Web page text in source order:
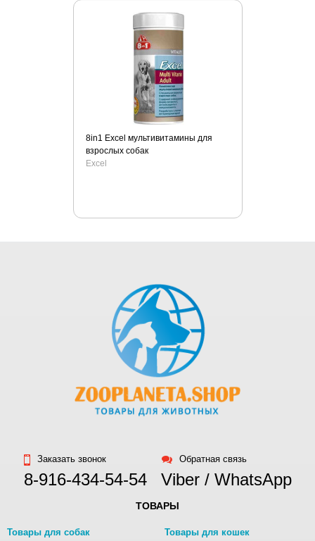
8in1 Excel мультивитамины для
взрослых собак
Excel
Заказать звонок
8-916-434-54-54
Обратная связь
Viber / WhatsApp
ТОВАРЫ
Товары для собак Товары для кошек